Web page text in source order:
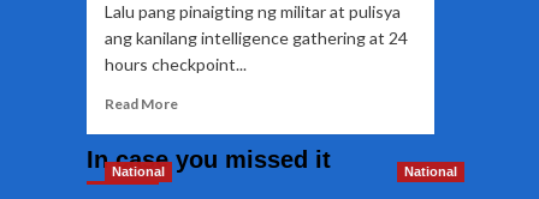
Lalu pang pinaigting ng militar at pulisya
ang kanilang intelligence gathering at 24
hours checkpoint...
Read MoreRead
PNP
In case you missed it
National National